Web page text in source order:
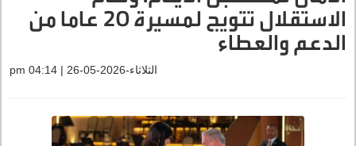
الاستقلال تتويج لمسيرة 20 عاما من
الدعم والعطاء
الثلاثاء-2026-05-26 | 04:14 pm